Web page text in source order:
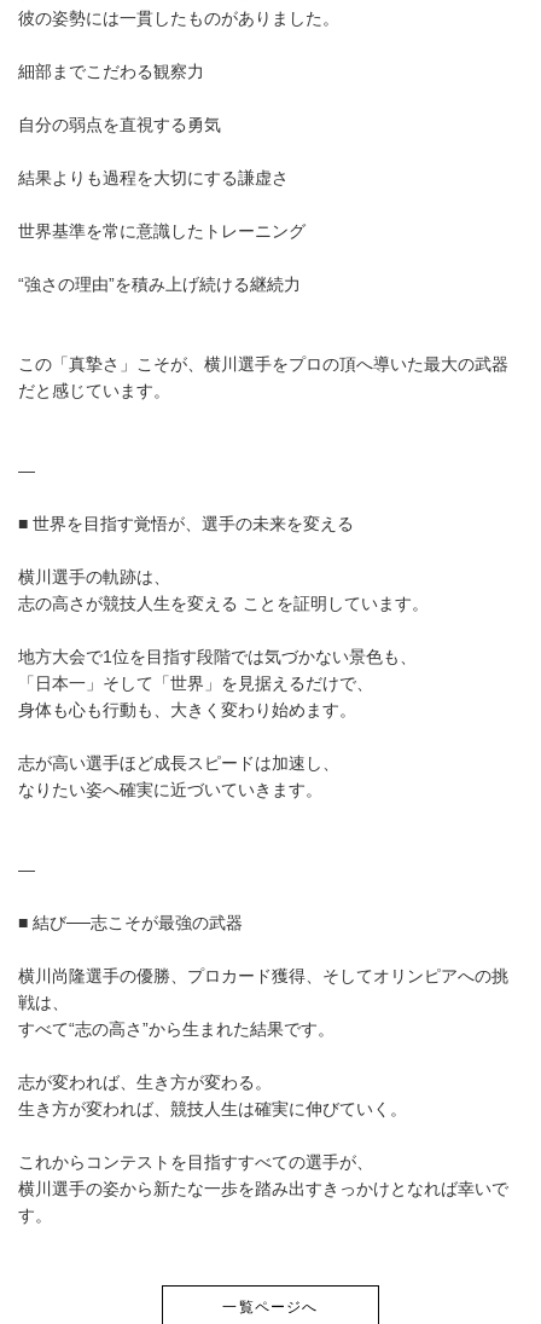
彼の姿勢には一貫したものがありました。
細部までこだわる観察力
自分の弱点を直視する勇気
結果よりも過程を大切にする謙虚さ
世界基準を常に意識したトレーニング
“強さの理由”を積み上げ続ける継続力
この「真摯さ」こそが、横川選手をプロの頂へ導いた最大の武器
だと感じています。
—
■ 世界を目指す覚悟が、選手の未来を変える
横川選手の軌跡は、
志の高さが競技人生を変える ことを証明しています。
地方大会で1位を目指す段階では気づかない景色も、
「日本一」そして「世界」を見据えるだけで、
身体も心も行動も、大きく変わり始めます。
志が高い選手ほど成長スピードは加速し、
なりたい姿へ確実に近づいていきます。
—
■ 結び──志こそが最強の武器
横川尚隆選手の優勝、プロカード獲得、そしてオリンピアへの挑
戦は、
すべて“志の高さ”から生まれた結果です。
志が変われば、生き方が変わる。
生き方が変われば、競技人生は確実に伸びていく。
これからコンテストを目指すすべての選手が、
横川選手の姿から新たな一歩を踏み出すきっかけとなれば幸いで
す。
一覧ページへ